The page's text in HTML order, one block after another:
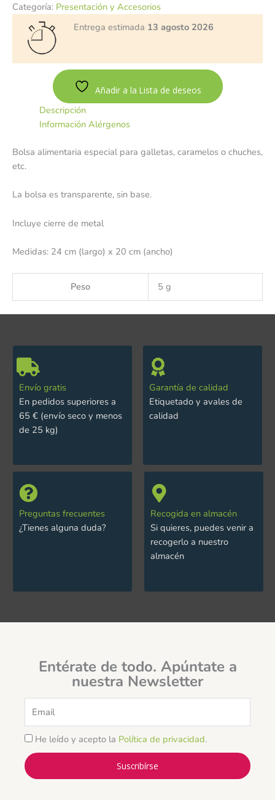
Categoría: Presentación y Accesorios
Entrega estimada 13 agosto 2026
Añadir a la Lista de deseos
Descripción
Información Alérgenos
Bolsa alimentaria especial para galletas, caramelos o chuches,
etc.
La bolsa es transparente, sin base.
Incluye cierre de metal
Medidas: 24 cm (largo) x 20 cm (ancho)
Peso 5 g
Envío gratis
En pedidos superiores a
65 € (envío seco y menos
de 25 kg)
Garantía de calidad
Etiquetado y avales de
calidad
Preguntas frecuentes
¿Tienes alguna duda?
Recogida en almacén
Si quieres, puedes venir a
recogerlo a nuestro
almacén
Entérate de todo. Apúntate a
nuestra Newsletter
He leído y acepto la Política de privacidad.
Suscribírse